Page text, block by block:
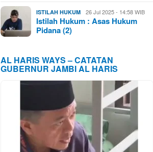
ISTILAH HUKUM 26 Jul 2025 - 14:58 WIB
Istilah Hukum : Asas Hukum
Pidana (2)
AL HARIS WAYS – CATATAN
GUBERNUR JAMBI AL HARIS